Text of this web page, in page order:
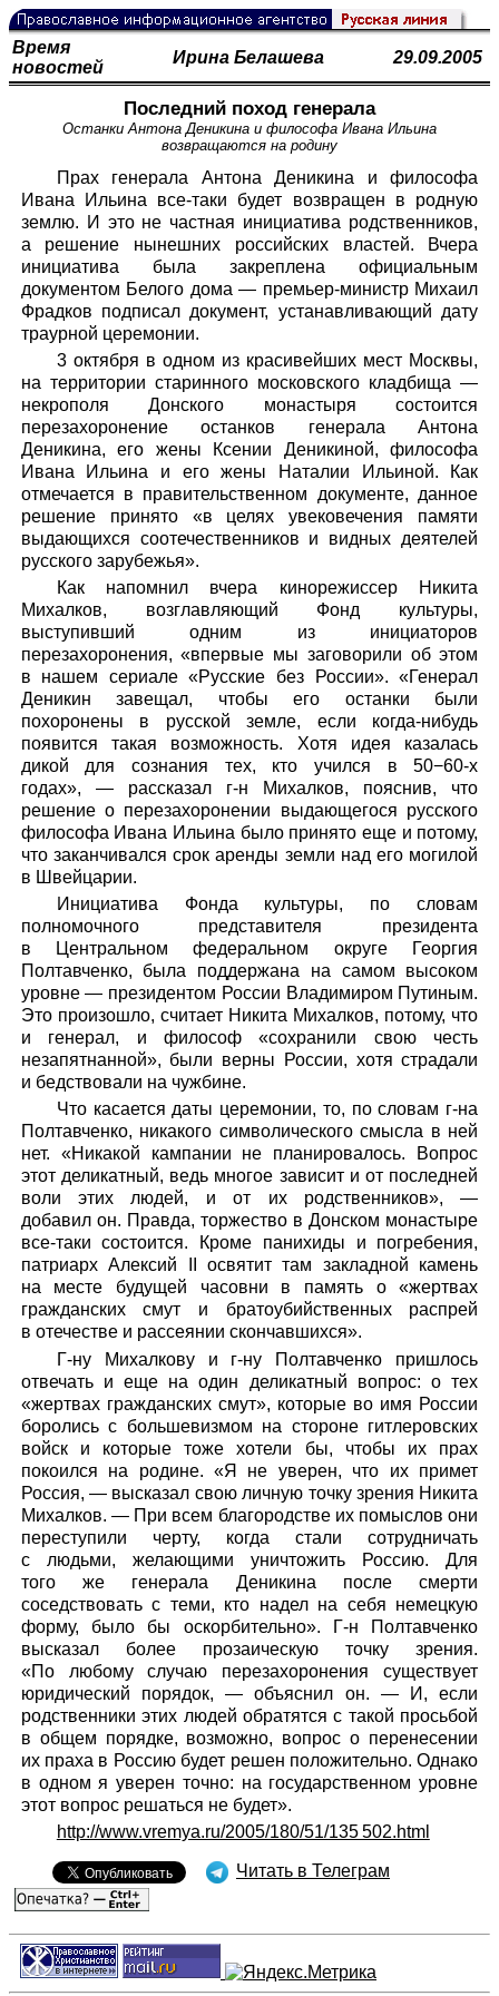
Время
новостей
Ирина Белашева 29.09.2005
Последний поход генерала
Останки Антона Деникина и философа Ивана Ильина
возвращаются на родину
Прах генерала Антона Деникина и философа
Ивана Ильина все-таки будет возвращен в родную
землю. И это не частная инициатива родственников,
а решение нынешних российских властей. Вчера
инициатива была закреплена официальным
документом Белого дома — премьер-министр Михаил
Фрадков подписал документ, устанавливающий дату
траурной церемонии.
3 октября в одном из красивейших мест Москвы,
на территории старинного московского кладбища —
некрополя Донского монастыря состоится
перезахоронение останков генерала Антона
Деникина, его жены Ксении Деникиной, философа
Ивана Ильина и его жены Наталии Ильиной. Как
отмечается в правительственном документе, данное
решение принято «в целях увековечения памяти
выдающихся соотечественников и видных деятелей
русского зарубежья».
Как напомнил вчера кинорежиссер Никита
Михалков, возглавляющий Фонд культуры,
выступивший одним из инициаторов
перезахоронения, «впервые мы заговорили об этом
в нашем сериале «Русские без России». «Генерал
Деникин завещал, чтобы его останки были
похоронены в русской земле, если когда-нибудь
появится такая возможность. Хотя идея казалась
дикой для сознания тех, кто учился в 50−60-х
годах», — рассказал г-н Михалков, пояснив, что
решение о перезахоронении выдающегося русского
философа Ивана Ильина было принято еще и потому,
что заканчивался срок аренды земли над его могилой
в Швейцарии.
Инициатива Фонда культуры, по словам
полномочного представителя президента
в Центральном федеральном округе Георгия
Полтавченко, была поддержана на самом высоком
уровне — президентом России Владимиром Путиным.
Это произошло, считает Никита Михалков, потому, что
и генерал, и философ «сохранили свою честь
незапятнанной», были верны России, хотя страдали
и бедствовали на чужбине.
Что касается даты церемонии, то, по словам г-на
Полтавченко, никакого символического смысла в ней
нет. «Никакой кампании не планировалось. Вопрос
этот деликатный, ведь многое зависит и от последней
воли этих людей, и от их родственников», —
добавил он. Правда, торжество в Донском монастыре
все-таки состоится. Кроме панихиды и погребения,
патриарх Алексий II освятит там закладной камень
на месте будущей часовни в память о «жертвах
гражданских смут и братоубийственных распрей
в отечестве и рассеянии скончавшихся».
Г-ну Михалкову и г-ну Полтавченко пришлось
отвечать и еще на один деликатный вопрос: о тех
«жертвах гражданских смут», которые во имя России
боролись с большевизмом на стороне гитлеровских
войск и которые тоже хотели бы, чтобы их прах
покоился на родине. «Я не уверен, что их примет
Россия, — высказал свою личную точку зрения Никита
Михалков. — При всем благородстве их помыслов они
переступили черту, когда стали сотрудничать
с людьми, желающими уничтожить Россию. Для
того же генерала Деникина после смерти
соседствовать с теми, кто надел на себя немецкую
форму, было бы оскорбительно». Г-н Полтавченко
высказал более прозаическую точку зрения.
«По любому случаю перезахоронения существует
юридический порядок, — объяснил он. — И, если
родственники этих людей обратятся с такой просьбой
в общем порядке, возможно, вопрос о перенесении
их праха в Россию будет решен положительно. Однако
в одном я уверен точно: на государственном уровне
этот вопрос решаться не будет».
http://www.vremya.ru/2005/180/51/135 502.html
Читать в Телеграм